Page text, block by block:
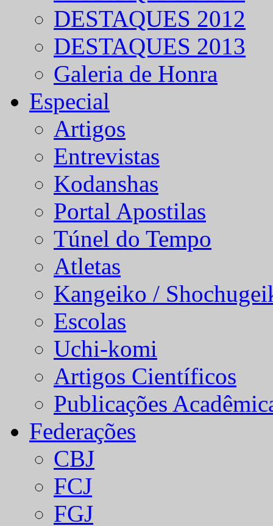
DESTAQUES 2012
DESTAQUES 2013
Galeria de Honra
Especial
Artigos
Entrevistas
Kodanshas
Portal Apostilas
Túnel do Tempo
Atletas
Kangeiko /
Escolas
Uchi-komi
Artigos Científicos
Publicações
Federações
CBJ
FCJ
FGJ